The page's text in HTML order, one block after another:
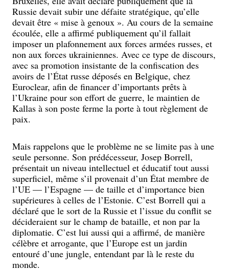
Russie devait subir une défaite stratégique, qu’elle
devait être « mise à genoux ». Au cours de la semaine
écoulée, elle a affirmé publiquement qu’il fallait
imposer un plafonnement aux forces armées russes, et
non aux forces ukrainiennes. Avec ce type de discours,
avec sa promotion insistante de la confiscation des
avoirs de l’État russe déposés en Belgique, chez
Euroclear, afin de financer d’importants prêts à
l’Ukraine pour son effort de guerre, le maintien de
Kallas à son poste ferme la porte à tout règlement de
paix.
Mais rappelons que le problème ne se limite pas à une
seule personne. Son prédécesseur, Josep Borrell,
présentait un niveau intellectuel et éducatif tout aussi
superficiel, même s’il provenait d’un État membre de
l’UE — l’Espagne — de taille et d’importance bien
supérieures à celles de l’Estonie. C’est Borrell qui a
déclaré que le sort de la Russie et l’issue du conflit se
décideraient sur le champ de bataille, et non par la
diplomatie. C’est lui aussi qui a affirmé, de manière
célèbre et arrogante, que l’Europe est un jardin
entouré d’une jungle, entendant par là le reste du
monde.